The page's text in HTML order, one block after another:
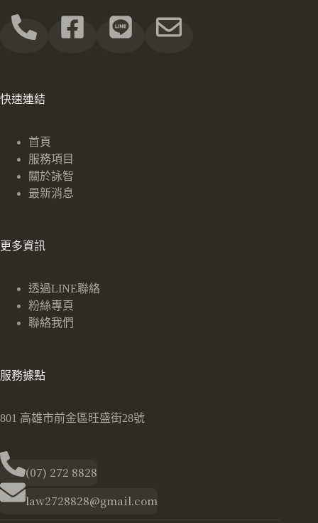
快速連結
首頁
服務項目
關於詠智
最新消息
更多資訊
透過LINE聯絡
粉絲專頁
聯絡我們
服務據點
801 高雄市前金區旺盛街28號
(07) 272 8828
law2728828@gmail.com